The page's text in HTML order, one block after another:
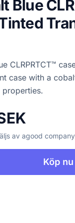
Blue
CLRPRTCT™
case with a
av agood company
Köp